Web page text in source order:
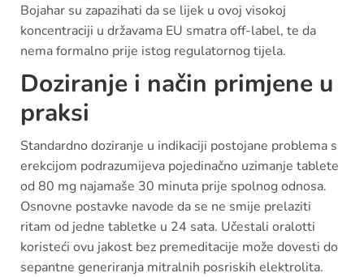
Bojahar su zapazihati da se lijek u ovoj visokoj
koncentraciji u državama EU smatra off-label, te da
nema formalno prije istog regulatornog tijela.
Doziranje i način primjene u
praksi
Standardno doziranje u indikaciji postojane problema s
erekcijom podrazumijeva pojedinačno uzimanje tablete
od 80 mg najamaše 30 minuta prije spolnog odnosa.
Osnovne postavke navode da se ne smije prelaziti
ritam od jedne tabletke u 24 sata. Učestali oralotti
koristeći ovu jakost bez premeditacije može dovesti do
sepantne generiranja mitralnih posriskih elektrolita.